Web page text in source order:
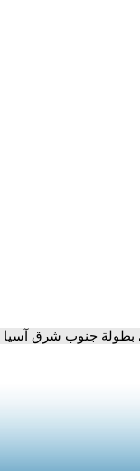
بطولة جنوب شرق آسيا